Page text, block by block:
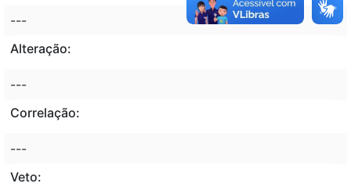
---
Alteração:
---
Correlação:
---
Veto: